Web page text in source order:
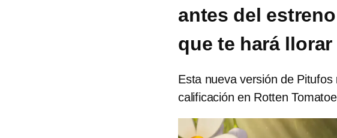
antes del
que te hará llorar
Esta nueva versión de
calificación en Rotten